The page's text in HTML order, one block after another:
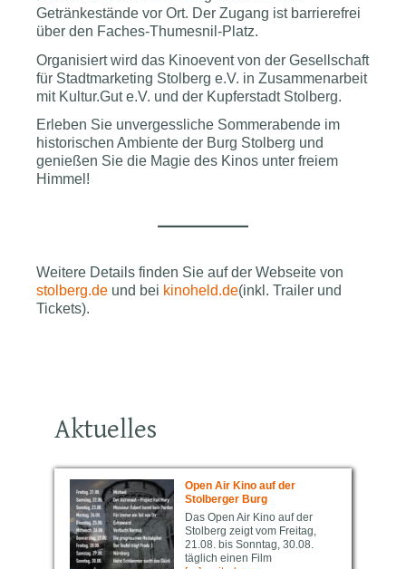
Getränkestände vor Ort. Der Zugang ist barrierefrei
über den Faches-Thumesnil-Platz.
Organisiert wird das Kinoevent von der Gesellschaft
für Stadtmarketing Stolberg e.V. in Zusammenarbeit
mit Kultur.Gut e.V. und der Kupferstadt Stolberg.
Erleben Sie unvergessliche Sommerabende im
historischen Ambiente der Burg Stolberg und
genießen Sie die Magie des Kinos unter freiem
Himmel!
Weitere Details finden Sie auf der Webseite von
stolberg.de und bei kinoheld.de(inkl. Trailer und
Tickets).
Aktuelles
Open Air Kino auf der
Stolberger Burg
Das Open Air Kino auf der
Stolberg zeigt vom Freitag,
21.08. bis Sonntag, 30.08.
täglich einen Film